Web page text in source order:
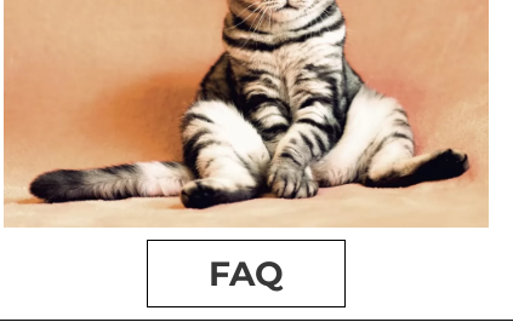
FAQ